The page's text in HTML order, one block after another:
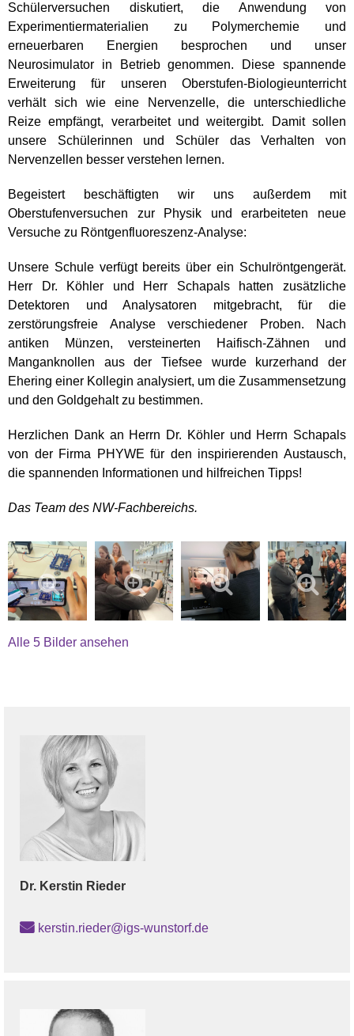
Schülerversuchen diskutiert, die Anwendung von
Experimentiermaterialien zu Polymerchemie und
erneuerbaren Energien besprochen und unser
Neurosimulator in Betrieb genommen. Diese spannende
Erweiterung für unseren Oberstufen-Biologieunterricht
verhält sich wie eine Nervenzelle, die unterschiedliche
Reize empfängt, verarbeitet und weitergibt. Damit sollen
unsere Schülerinnen und Schüler das Verhalten von
Nervenzellen besser verstehen lernen.
Begeistert beschäftigten wir uns außerdem mit
Oberstufenversuchen zur Physik und erarbeiteten neue
Versuche zu Röntgenfluoreszenz-Analyse:
Unsere Schule verfügt bereits über ein Schulröntgengerät.
Herr Dr. Köhler und Herr Schapals hatten zusätzliche
Detektoren und Analysatoren mitgebracht, für die
zerstörungsfreie Analyse verschiedener Proben. Nach
antiken Münzen, versteinerten Haifisch-Zähnen und
Manganknollen aus der Tiefsee wurde kurzerhand der
Ehering einer Kollegin analysiert, um die Zusammensetzung
und den Goldgehalt zu bestimmen.
Herzlichen Dank an Herrn Dr. Köhler und Herrn Schapals
von der Firma PHYWE für den inspirierenden Austausch,
die spannenden Informationen und hilfreichen Tipps!
Das Team des NW-Fachbereichs.
Alle 5 Bilder ansehen
Dr. Kerstin Rieder
kerstin.rieder@igs-wunstorf.de